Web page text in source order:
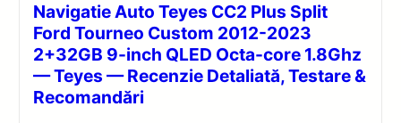
Navigatie Auto Teyes CC2 Plus Split
Ford Tourneo Custom 2012-2023
2+32GB 9-inch QLED Octa-core 1.8Ghz
— Teyes — Recenzie Detaliată, Testare &
Recomandări